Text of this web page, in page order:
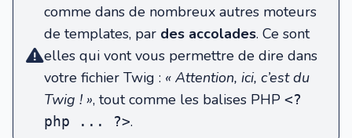
comme dans de nombreux autres moteurs
de templates, par des accolades. Ce sont
elles qui vont vous permettre de dire dans
votre fichier Twig : « Attention, ici, c’est du
Twig ! », tout comme les balises PHP <?
php ... ?>.